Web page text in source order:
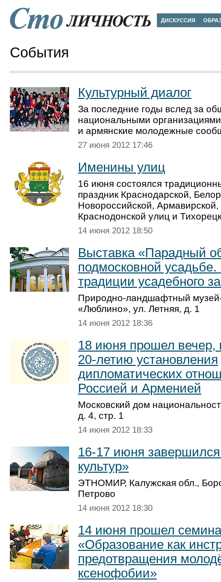
ДИСКУССИЯ
События
Культурный диалог
За последние годы вслед за
национальными
и армянские молодежные
27 июня 2012 17:46
Именины улиц
16 июня состоялся
праздник Краснодарской,
Новороссийской,
Краснодонской улиц и
14 июня 2012 18:50
Выставка «Парадный
подмосковной усадьбе.
традиции усадебного
Природно-ланд­шафтный
«Люблино», ул. Летняя, д. 1
14 июня 2012 18:36
18 июня прошел
20-летию установления
дипломатических
Россией и Арменией
Московский дом
д. 4, стр. 1
14 июня 2012 18:33
16-17 июня
культур»
ЭТНОМИР, Калужская обл.,
Петрово
14 июня 2012 18:30
14 июня прошел
«Образование как
предотвращения
ксенофобии»